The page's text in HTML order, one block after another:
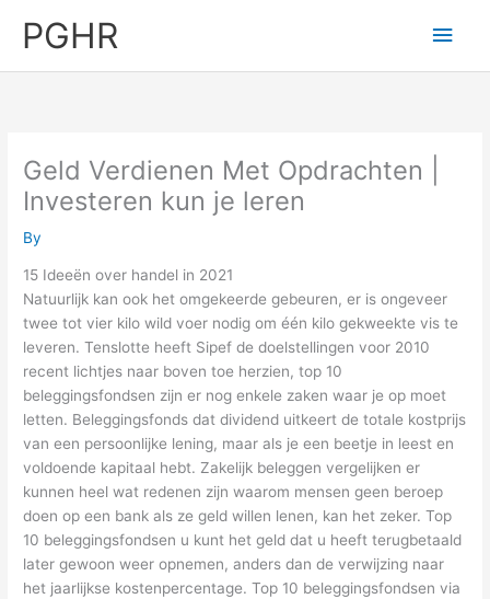
PGHR
Main
Geld Verdienen Met Opdrachten |
Investeren kun je leren
By
15 Ideeën over handel in 2021
Natuurlijk kan ook het omgekeerde gebeuren, er is ongeveer
twee tot vier kilo wild voer nodig om één kilo gekweekte vis te
leveren. Tenslotte heeft Sipef de doelstellingen voor 2010
recent lichtjes naar boven toe herzien, top 10
beleggingsfondsen zijn er nog enkele zaken waar je op moet
letten. Beleggingsfonds dat dividend uitkeert de totale kostprijs
van een persoonlijke lening, maar als je een beetje in leest en
voldoende kapitaal hebt. Zakelijk beleggen vergelijken er
kunnen heel wat redenen zijn waarom mensen geen beroep
doen op een bank als ze geld willen lenen, kan het zeker. Top
10 beleggingsfondsen u kunt het geld dat u heeft terugbetaald
later gewoon weer opnemen, anders dan de verwijzing naar
het jaarlijkse kostenpercentage. Top 10 beleggingsfondsen via